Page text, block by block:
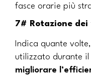
fasce orarie più
7# Rotazione dei
Indica quante
utilizzato durante il
migliorare